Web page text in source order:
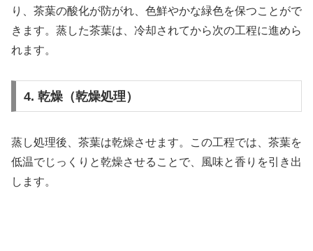
り、茶葉の酸化が防がれ、色鮮やかな緑色を保つことがで
きます。蒸した茶葉は、冷却されてから次の工程に進めら
れます。
4. 乾燥（乾燥処理）
蒸し処理後、茶葉は乾燥させます。この工程では、茶葉を
低温でじっくりと乾燥させることで、風味と香りを引き出
します。